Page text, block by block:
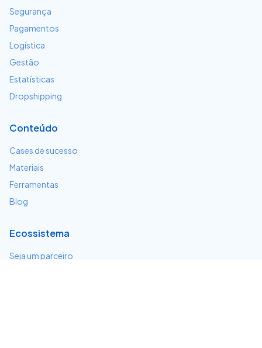
Segurança
Pagamentos
Logística
Gestão
Estatísticas
Dropshipping
Conteúdo
Cases de sucesso
Materiais
Ferramentas
Blog
Ecossistema
Seja um parceiro